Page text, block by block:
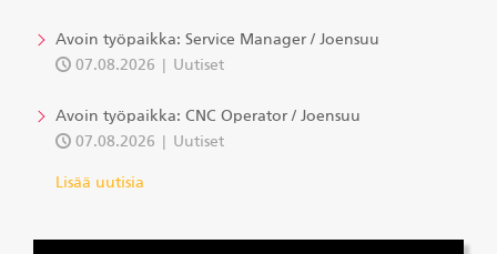
Avoin työpaikka: Service Manager / Joensuu
07.08.2026
Uutiset
Avoin työpaikka: CNC Operator / Joensuu
07.08.2026
Uutiset
Lisää uutisia